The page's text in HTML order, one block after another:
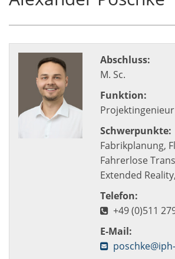
Abschluss:
M. Sc.
Funktion:
Projektingenieur
Schwerpunkte:
Fabrikplanung,
Fahrerlose
Extended
Telefon:
+49 (0)511
E-Mail: